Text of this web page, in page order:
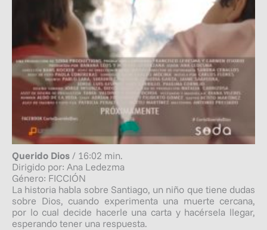
Querido Dios / 16:02 min.
Dirigido por: Ana Ledezma
Género: FICCIÓN
La historia habla sobre Santiago, un niño que tiene dudas
sobre Dios, cuando experimenta una muerte cercana,
por lo cual decide hacerle una carta y hacérsela llegar,
esperando tener una respuesta.